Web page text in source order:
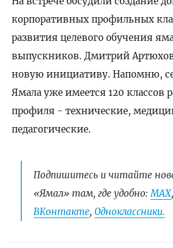
корпоративных профильных
развития целевого обучения
выпускников. Дмитрий
новую инициативу. Напомню,
Ямала уже имеется 120 классов
профиля - технические,
педагогические.
Подпишитесь и читайте
«Ямал» там, где удобно: МАХ,
ВКонтакте, Одноклассники.